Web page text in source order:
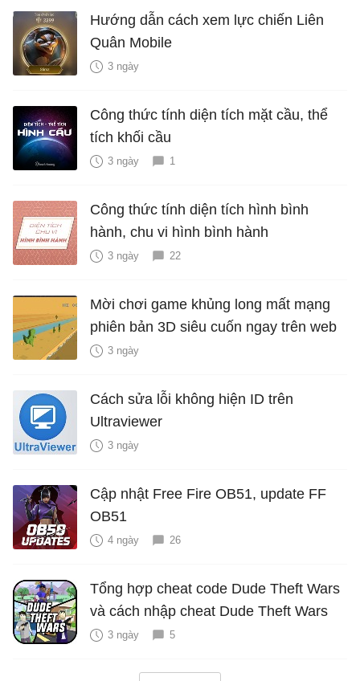
Hướng dẫn cách xem lực chiến Liên
Quân Mobile
3 ngày
Công thức tính diện tích mặt cầu, thể
tích khối cầu
3 ngày 1
Công thức tính diện tích hình bình
hành, chu vi hình bình hành
3 ngày 22
Mời chơi game khủng long mất mạng
phiên bản 3D siêu cuốn ngay trên web
3 ngày
Cách sửa lỗi không hiện ID trên
Ultraviewer
3 ngày
Cập nhật Free Fire OB51, update FF
OB51
4 ngày 26
Tổng hợp cheat code Dude Theft Wars
và cách nhập cheat Dude Theft Wars
3 ngày 5